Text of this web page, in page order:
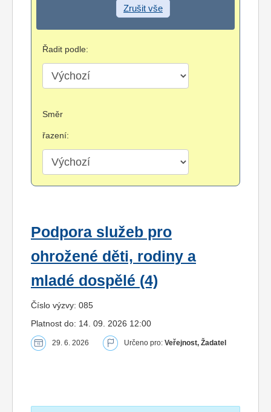
Zrušit vše
Řadit podle:
Směr
řazení:
Podpora služeb pro
ohrožené děti, rodiny a
mladé dospělé (4)
Číslo výzvy: 085
Platnost do: 14. 09. 2026 12:00
29. 6. 2026 Určeno pro: Veřejnost, Žadatel